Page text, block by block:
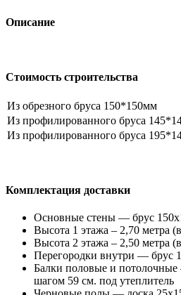
Описание
Стоимость строительства
Из обрезного бруса 150*150мм
Из профилированного бруса
Из профилированного бруса
Комплектация доставки
Основные стены — брус
Высота 1 этажа – 2,70 метра
Высота 2 этажа – 2,50 метра
Перегородки внутри — брус
Балки половые и
шагом 59 см. под утеплитель